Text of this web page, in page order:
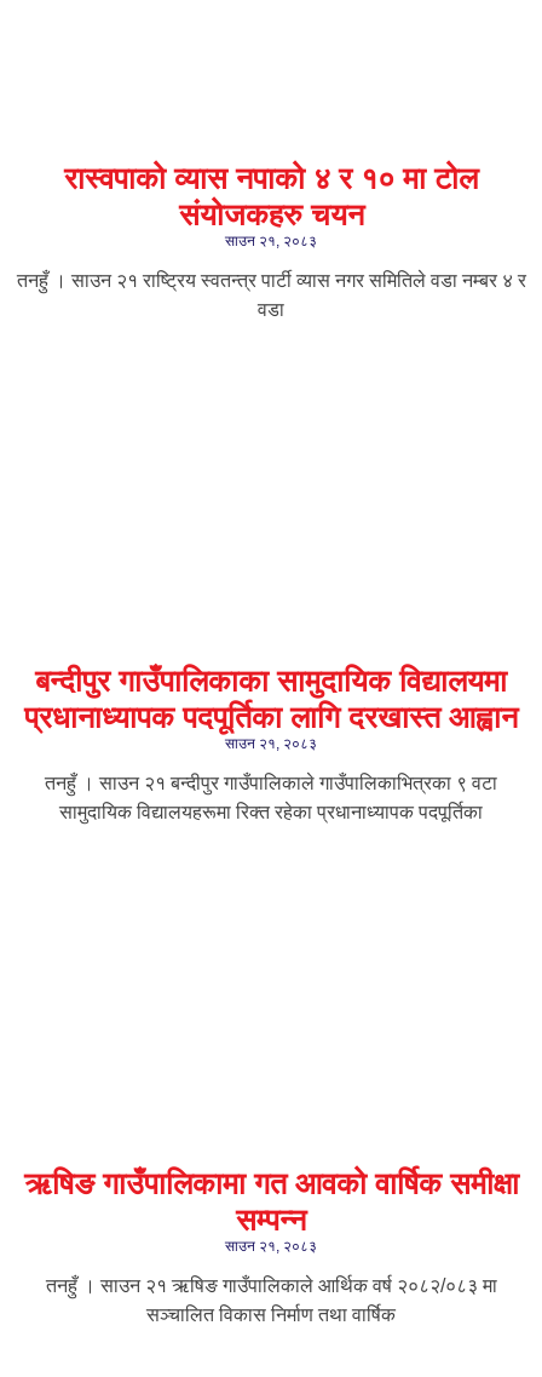
रास्वपाको व्यास नपाको ४ र १० मा टोल
संयोजकहरु चयन
साउन २१, २०८३
तनहुँ । साउन २१ राष्ट्रिय स्वतन्त्र पार्टी व्यास नगर समितिले वडा नम्बर ४ र
वडा
बन्दीपुर गाउँपालिकाका सामुदायिक विद्यालयमा
प्रधानाध्यापक पदपूर्तिका लागि दरखास्त आह्वान
साउन २१, २०८३
तनहुँ । साउन २१ बन्दीपुर गाउँपालिकाले गाउँपालिकाभित्रका ९ वटा
सामुदायिक विद्यालयहरूमा रिक्त रहेका प्रधानाध्यापक पदपूर्तिका
ऋषिङ गाउँपालिकामा गत आवको वार्षिक समीक्षा
सम्पन्न
साउन २१, २०८३
तनहुँ । साउन २१ ऋषिङ गाउँपालिकाले आर्थिक वर्ष २०८२/०८३ मा
सञ्चालित विकास निर्माण तथा वार्षिक